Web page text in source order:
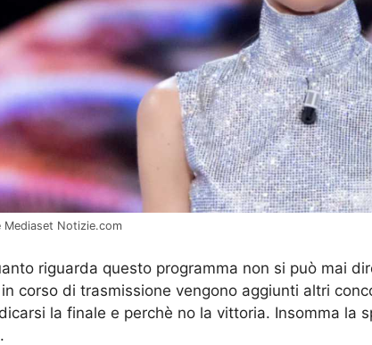
Notizie.com
riguarda questo programma non si può mai
corso di trasmissione vengono aggiunti altri
la finale e perchè no la vittoria. Insomma la